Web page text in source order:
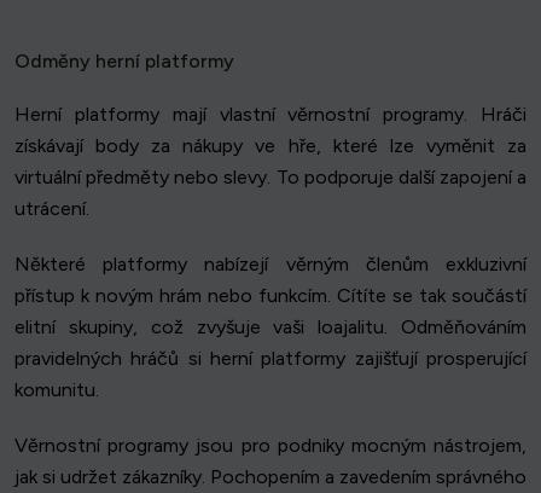
Odměny herní platformy
Herní platformy mají vlastní věrnostní programy. Hráči
získávají body za nákupy ve hře, které lze vyměnit za
virtuální předměty nebo slevy. To podporuje další zapojení a
utrácení.
Některé platformy nabízejí věrným členům exkluzivní
přístup k novým hrám nebo funkcím. Cítíte se tak součástí
elitní skupiny, což zvyšuje vaši loajalitu. Odměňováním
pravidelných hráčů si herní platformy zajišťují prosperující
komunitu.
Věrnostní programy jsou pro podniky mocným nástrojem,
jak si udržet zákazníky. Pochopením a zavedením správného